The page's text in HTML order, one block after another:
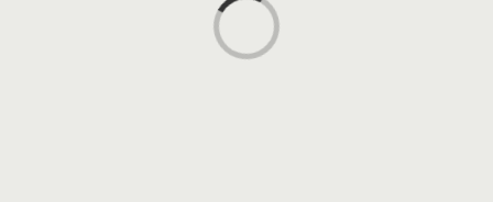
Loading...